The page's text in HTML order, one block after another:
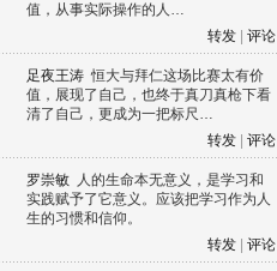
值，从事实际操作的人…
转发
评论
足夜王涛 恒大与拜仁这场比赛太有价
值，展现了自己，也终于真刀真枪下看
清了自己，更成为一把标尺…
转发
评论
罗崇敏 人的生命本无意义，是学习和
实践赋予了它意义。应该把学习作为人
生的习惯和信仰。
转发
评论